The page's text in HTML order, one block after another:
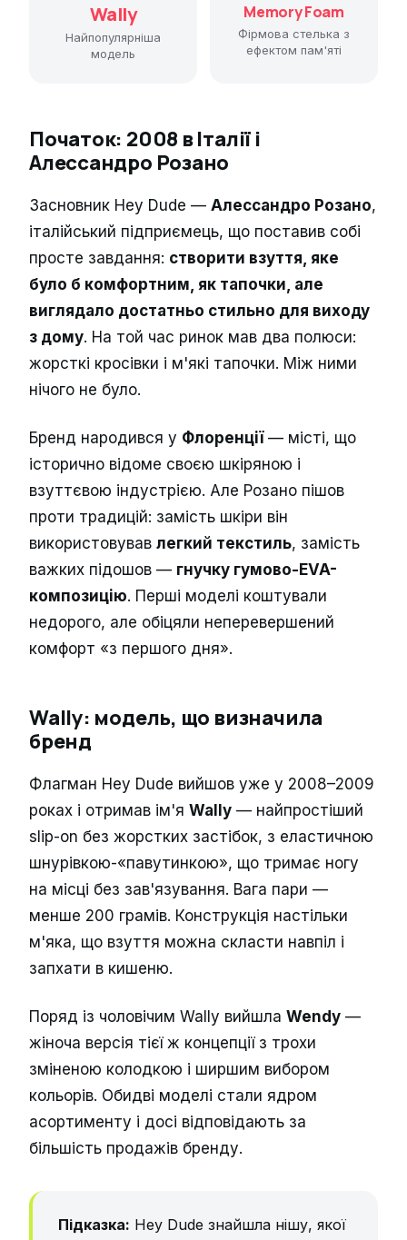
Wally
Найпопулярніша
модель
Memory Foam
Фірмова стелька з
ефектом пам'яті
Початок: 2008 в Італії і
Алессандро Розано
Засновник Hey Dude — Алессандро Розано,
італійський підприємець, що поставив собі
просте завдання: створити взуття, яке
було б комфортним, як тапочки, але
виглядало достатньо стильно для виходу
з дому. На той час ринок мав два полюси:
жорсткі кросівки і м'які тапочки. Між ними
нічого не було.
Бренд народився у Флоренції— місті, що
історично відоме своєю шкіряною і
взуттєвою індустрією. Але Розано пішов
проти традицій: замість шкіри він
використовував легкий текстиль, замість
важких підошов — гнучку гумово-EVA-
композицію. Перші моделі коштували
недорого, але обіцяли неперевершений
комфорт «з першого дня».
Wally: модель, що визначила
бренд
Флагман Hey Dude вийшов уже у 2008–2009
роках і отримав ім'я Wally — найпростіший
slip-on без жорстких застібок, з еластичною
шнурівкою-«павутинкою», що тримає ногу
на місці без зав'язування. Вага пари —
менше 200 грамів. Конструкція настільки
м'яка, що взуття можна скласти навпіл і
запхати в кишеню.
Поряд із чоловічим Wally вийшла Wendy —
жіноча версія тієї ж концепції з трохи
зміненою колодкою і ширшим вибором
кольорів. Обидві моделі стали ядром
асортименту і досі відповідають за
більшість продажів бренду.
Підказка: Hey Dude знайшла нішу, якої